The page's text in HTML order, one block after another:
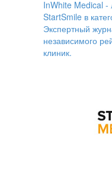
InWhite Medical -
StartSmile в
Экспертный
независимого
клиник.